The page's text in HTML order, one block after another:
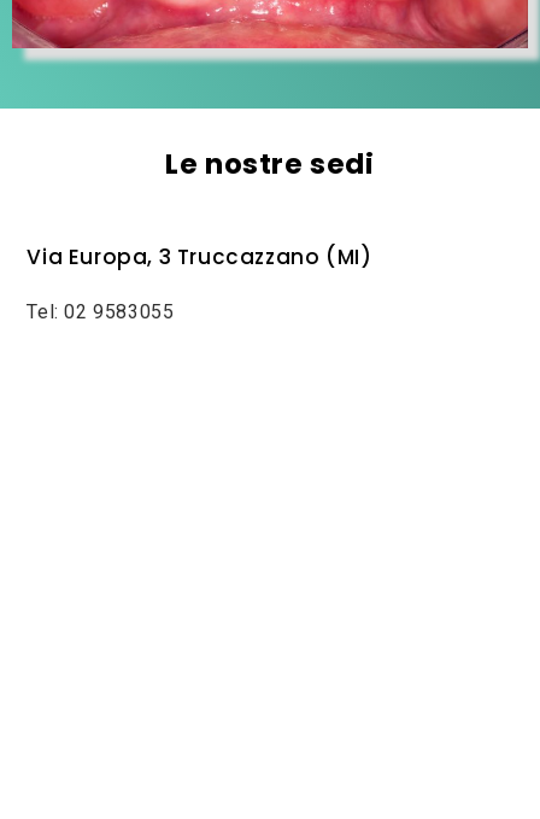
Le nostre sedi
Via Europa, 3 Truccazzano (MI)
Tel: 02 9583055